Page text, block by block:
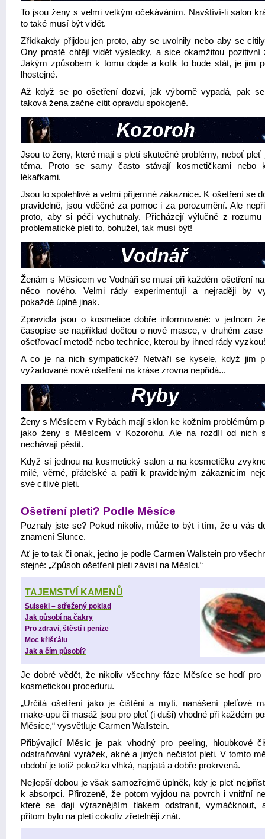
To jsou ženy s velmi velkým očekáváním. Navštíví-li salon
to také musí být vidět.
Zřídkakdy přijdou jen proto, aby se uvolnily nebo aby se
Ony prostě chtějí vidět výsledky, a sice okamžitou pozitivní
Jakým způsobem k tomu dojde a kolik to bude stát, je jim
lhostejné.
Až když se po ošetření dozví, jak výborně vypadá, pak
taková žena začne cítit opravdu spokojeně.
Jsou to ženy, které mají s pletí skutečné problémy, neboť pleť
téma. Proto se samy často stávají kosmetičkami nebo
lékařkami.
Jsou to spolehlivé a velmi příjemné zákaznice. K ošetření se
pravidelně, jsou vděčné za pomoc i za porozumění. Ale
proto, aby si péči vychutnaly. Přicházejí výlučně z
problematické pleti to, bohužel, tak musí být!
Ženám s Měsícem ve Vodnáři se musí při každém ošetření
něco nového. Velmi rády experimentují a nejraději by
pokaždé úplně jinak.
Zpravidla jsou o kosmetice dobře informované: v jednom
časopise se například dočtou o nové masce, v druhém zase
ošetřovací metodě nebo technice, kterou by ihned rády
A co je na nich sympatické? Netváří se kysele, když jim
vyžadované nové ošetření na kráse zrovna nepřidá...
Ženy s Měsícem v Rybách mají sklon ke kožním problémům
jako ženy s Měsícem v Kozorohu. Ale na rozdíl od nich
nechávají pěstit.
Když si jednou na kosmetický salon a na kosmetičku
milé, věrné, přátelské a patří k pravidelným zákaznicím
své citlivé pleti.
Ošetření pleti? Podle Měsíce
Poznaly jste se? Pokud nikoliv, může to být i tím, že u vás
znamení Slunce.
Ať je to tak či onak, jedno je podle Carmen Wallstein pro
stejné: „Způsob ošetření pleti závisí na Měsíci.“
TAJEMSTVÍ KAMENŮ
Suiseki – střežený poklad
Jak působí na čakry
Pro zdraví, štěstí i peníze
Moc křišťálu
Jak a čím působí?
Je dobré vědět, že nikoliv všechny fáze Měsíce se hodí pro
kosmetickou proceduru.
„Určitá ošetření jako je čištění a mytí, nanášení pleťové
make-upu či masáž jsou pro pleť (i duši) vhodné při každém
Měsíce,“ vysvětluje Carmen Wallstein.
Přibývající Měsíc je pak vhodný pro peeling, hloubkové
odstraňování vyrážek, akné a jiných nečistot pleti. V tomto
období je totiž pokožka vlhká, napjatá a dobře prokrvená.
Nejlepší dobou je však samozřejmě úplněk, kdy je pleť
k absorpci. Přirozeně, že potom vyjdou na povrch i vnitřní
které se dají výraznějším tlakem odstranit, vymáčknout,
přitom bylo na pleti cokoliv zřetelněji znát.